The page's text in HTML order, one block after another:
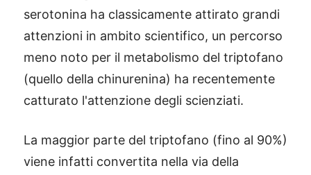
serotonina ha classicamente attirato grandi
attenzioni in ambito scientifico, un percorso
meno noto per il metabolismo del triptofano
(quello della chinurenina) ha recentemente
catturato l'attenzione degli scienziati.
La maggior parte del triptofano (fino al 90%)
viene infatti convertita nella via della